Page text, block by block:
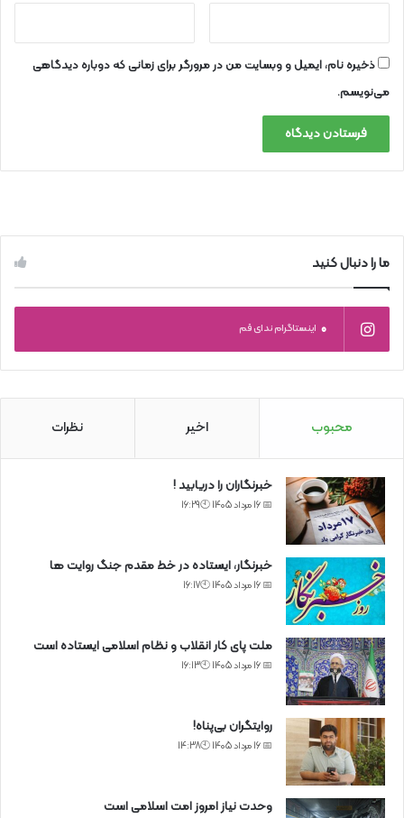
ذخیره نام، ایمیل و وبسایت من در مرورگر برای زمانی که دوباره دیدگاهی
می‌نویسم.
ما را دنبال کنید
0 اینستاگرام ندای قم
محبوب اخیر نظرات
خبرنگاران را دریابید !
📅 16 مرداد 1405 🕙16:29
خبرنگار، ایستاده در خط مقدم جنگ روایت ها
📅 16 مرداد 1405 🕙16:17
ملت پای کار انقلاب و نظام اسلامی ایستاده است
📅 16 مرداد 1405 🕙16:13
روایتگران بی‌پناه!
📅 16 مرداد 1405 🕙14:38
وحدت نیاز امروز امت اسلامی است